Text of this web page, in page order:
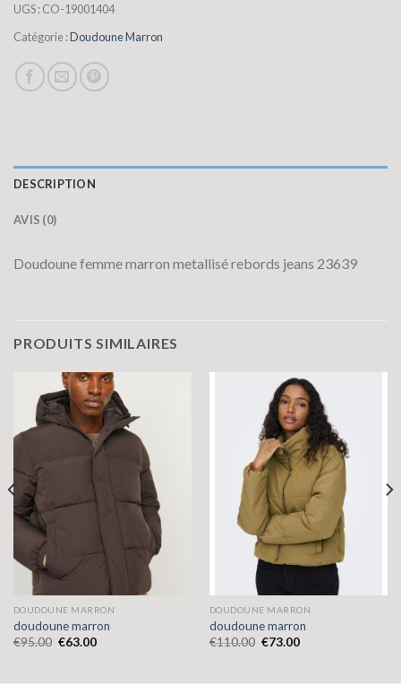
UGS :CO-19001404
Catégorie :Doudoune Marron
DESCRIPTION
AVIS (0)
Doudoune femme marron metallisé rebords jeans 23639
PRODUITS SIMILAIRES
DOUDOUNE MARRON
doudoune marron
€95.00 €63.00
DOUDOUNE MARRON
doudoune marron
€110.00 €73.00